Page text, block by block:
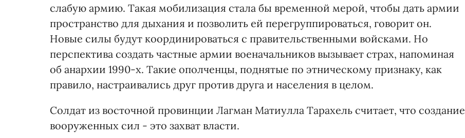
слабую армию. Такая мобилизация стала бы временной мерой, чтобы дать армии
пространство для дыхания и позволить ей перегруппироваться, говорит он.
Новые силы будут координироваться с правительственными войсками. Но
перспектива создать частные армии военачальников вызывает страх, напоминая
об анархии 1990-х. Такие ополченцы, поднятые по этническому признаку, как
правило, настраивались друг против друга и населения в целом.
Солдат из восточной провинции Лагман Матиулла Тарахель считает, что создание
вооруженных сил - это захват власти.